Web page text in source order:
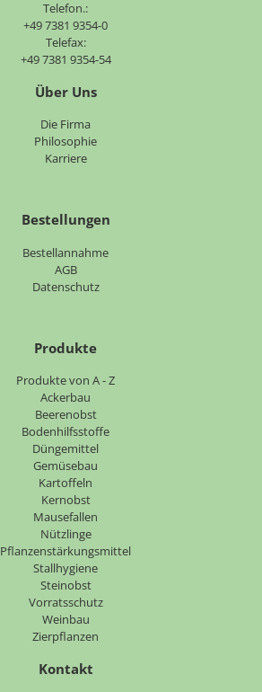
Telefon.:
+49 7381 9354-0
Telefax:
+49 7381 9354-54
Über Uns
Die Firma
Philosophie
Karriere
Bestellungen
Bestellannahme
AGB
Datenschutz
Produkte
Produkte von A - Z
Ackerbau
Beerenobst
Bodenhilfsstoffe
Düngemittel
Gemüsebau
Kartoffeln
Kernobst
Mausefallen
Nützlinge
Pflanzenstärkungsmittel
Stallhygiene
Steinobst
Vorratsschutz
Weinbau
Zierpflanzen
Kontakt